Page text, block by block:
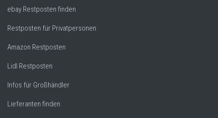
ebay Restposten finden
Restposten für Privatpersonen
Amazon Restposten
Lidl Restposten
Infos für Großhändler
Lieferanten finden